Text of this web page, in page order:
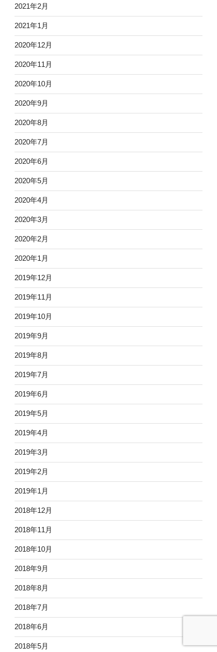
2021年2月
2021年1月
2020年12月
2020年11月
2020年10月
2020年9月
2020年8月
2020年7月
2020年6月
2020年5月
2020年4月
2020年3月
2020年2月
2020年1月
2019年12月
2019年11月
2019年10月
2019年9月
2019年8月
2019年7月
2019年6月
2019年5月
2019年4月
2019年3月
2019年2月
2019年1月
2018年12月
2018年11月
2018年10月
2018年9月
2018年8月
2018年7月
2018年6月
2018年5月